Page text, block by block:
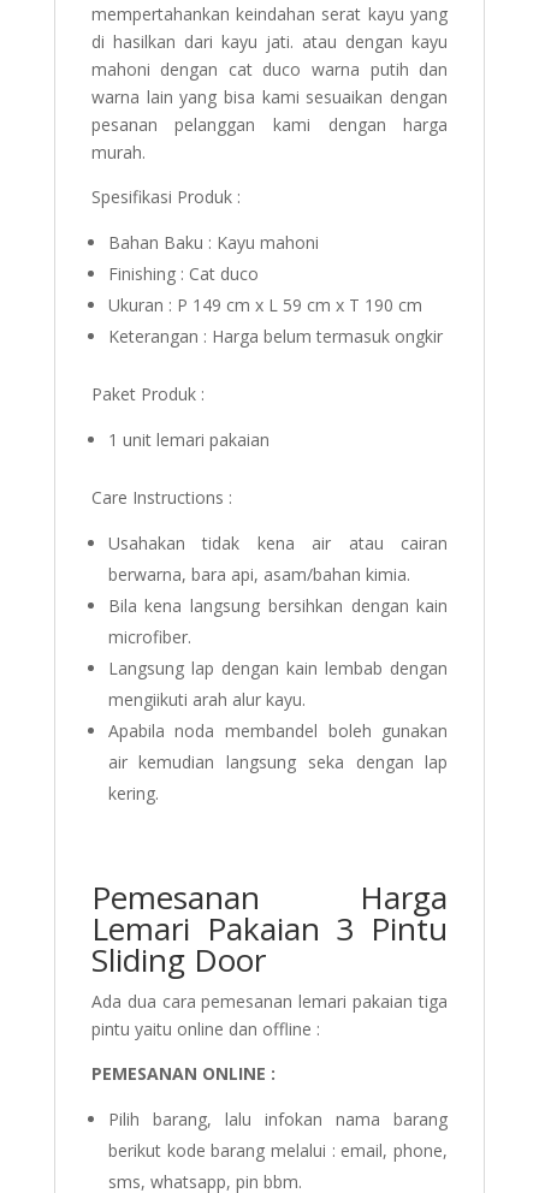
mempertahankan keindahan serat kayu yang
di hasilkan dari kayu jati. atau dengan kayu
mahoni dengan cat duco warna putih dan
warna lain yang bisa kami sesuaikan dengan
pesanan pelanggan kami dengan harga
murah.
Spesifikasi Produk :
Bahan Baku : Kayu mahoni
Finishing : Cat duco
Ukuran : P 149 cm x L 59 cm x T 190 cm
Keterangan : Harga belum termasuk ongkir
Paket Produk :
1 unit lemari pakaian
Care Instructions :
Usahakan tidak kena air atau cairan
berwarna, bara api, asam/bahan kimia.
Bila kena langsung bersihkan dengan kain
microfiber.
Langsung lap dengan kain lembab dengan
mengiikuti arah alur kayu.
Apabila noda membandel boleh gunakan
air kemudian langsung seka dengan lap
kering.
Pemesanan Harga
Lemari Pakaian 3 Pintu
Sliding Door
Ada dua cara pemesanan lemari pakaian tiga
pintu yaitu online dan offline :
PEMESANAN ONLINE :
Pilih barang, lalu infokan nama barang
berikut kode barang melalui : email, phone,
sms, whatsapp, pin bbm.